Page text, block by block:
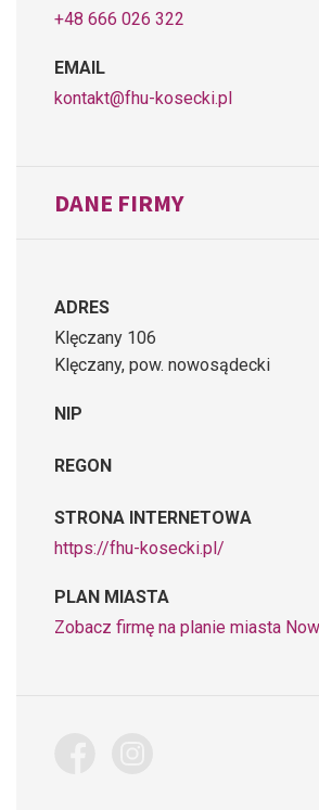
+48 666 026 322
EMAIL
kontakt@fhu-kosecki.pl
DANE FIRMY
ADRES
Klęczany 106
Klęczany, pow. nowosądecki
NIP
REGON
STRONA INTERNETOWA
https://fhu-kosecki.pl/
PLAN MIASTA
Zobacz firmę na planie miasta